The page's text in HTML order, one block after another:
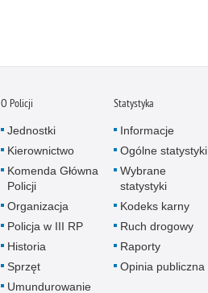
O Policji
Jednostki
Kierownictwo
Komenda Główna
Policji
Organizacja
Policja w III RP
Historia
Sprzęt
Umundurowanie
Statystyka
Informacje
Ogólne statystyki
Wybrane
statystyki
Kodeks karny
Ruch drogowy
Raporty
Opinia publiczna